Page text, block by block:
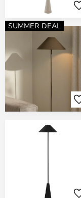
SUMMER DEAL